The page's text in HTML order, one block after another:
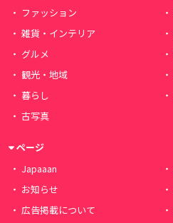
ファッション
雑貨・インテリア
グルメ
観光・地域
暮らし
古写真
ページ
Japaaan
お知らせ
広告掲載について